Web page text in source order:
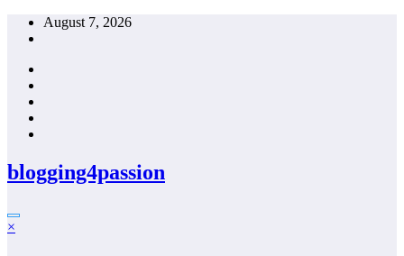
Skip
August 7, 2026
blogging4passion
×